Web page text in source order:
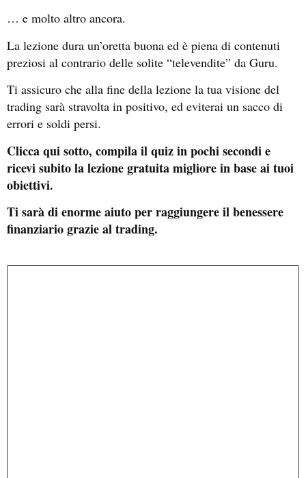
… e molto altro ancora.
La lezione dura un’oretta buona ed è piena di contenuti
preziosi al contrario delle solite “televendite” da Guru.
Ti assicuro che alla fine della lezione la tua visione del
trading sarà stravolta in positivo, ed eviterai un sacco di
errori e soldi persi.
Clicca qui sotto, compila il quiz in pochi secondi e
ricevi subito la lezione gratuita migliore in base ai tuoi
obiettivi.
Ti sarà di enorme aiuto per raggiungere il benessere
finanziario grazie al trading.